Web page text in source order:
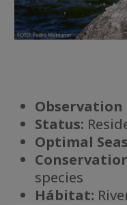
Status:
Optimal
species
Hábitat: